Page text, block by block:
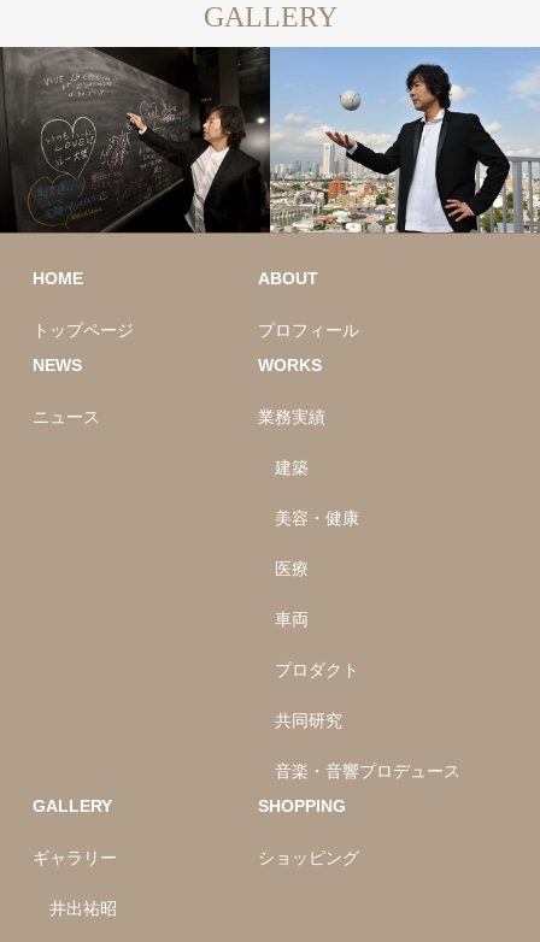
GALLERY
HOME
トップページ
ABOUT
プロフィール
NEWS
ニュース
WORKS
業務実績
建築
美容・健康
医療
車両
プロダクト
共同研究
音楽・音響プロデュース
GALLERY
ギャラリー
井出祐昭
SHOPPING
ショッピング